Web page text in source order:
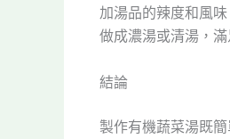
加湯品的辣度和風
做成濃湯或清湯，
結論
製作有機蔬菜湯既